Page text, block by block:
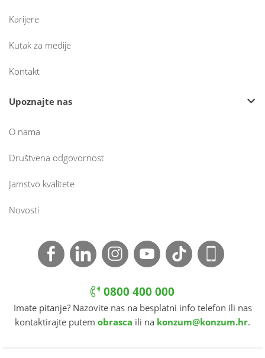
Karijere
Kutak za medije
Kontakt
Upoznajte nas
O nama
Društvena odgovornost
Jamstvo kvalitete
Novosti
0800 400 000
Imate pitanje? Nazovite nas na besplatni info telefon ili nas
kontaktirajte putem obrasca ili na konzum@konzum.hr.